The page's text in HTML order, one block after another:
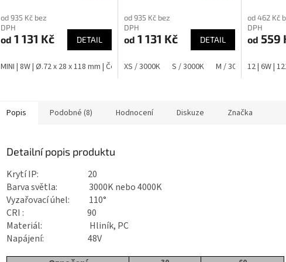
od 935 Kč bez
DPH
od 1 131 Kč DETAIL
MINI | 8W | Ø.72 x 28 x 118 mm | Černá MINI | 8W | Ø.72 x 28 x 118 mm | Bílá
od 935 Kč bez
DPH
od 1 131 Kč DETAIL
XS / 3000K S / 3000K M / 3000K XS /
od 462 Kč
DPH
od 559
12 | 6W |
Popis Podobné (8) Hodnocení Diskuze Značka
Detailní popis produktu
Krytí IP: 20
Barva světla: 3000K nebo 4000K
Vyzařovací úhel: 110°
CRI : 90
Materiál: Hliník, PC
Napájení: 48V